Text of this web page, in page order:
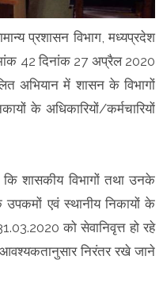
प्रशासन विभाग, मध्यप्रदेश
42 दिनांक 27 अप्रैल 2020
अभियान में शासन के विभागों
के अधिकारियों/कर्मचारियों
शासकीय विभागों तथा उनके
एवं स्थानीय निकायों के
को सेवानिवृत्त हो रहे
आवश्यकतानुसार निरंतर रखे जाने